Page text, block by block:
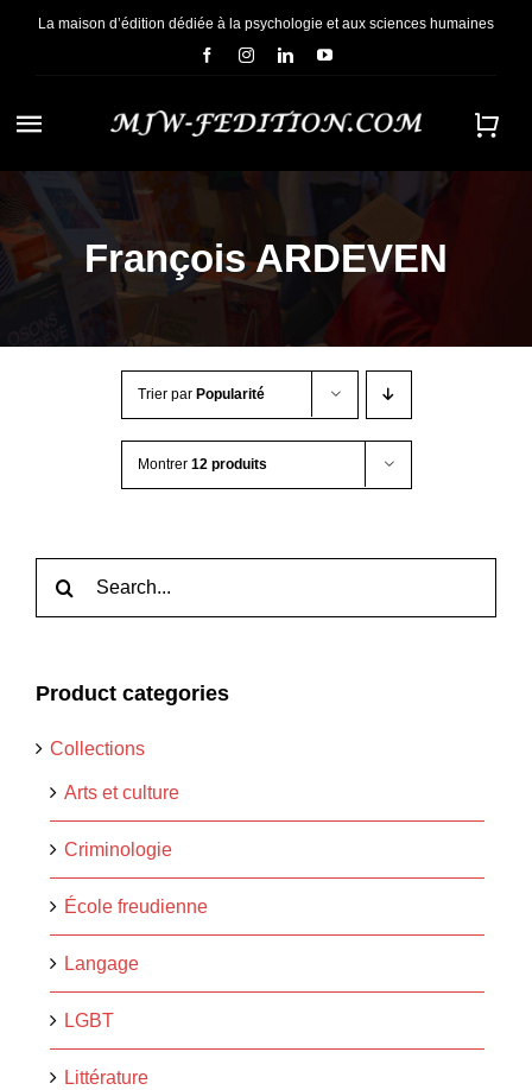
PasserLa maison d’édition dédiée à la psychologie et aux sciences humaines
Navigation
à
bascule
ACCUEIL
NOUS CONNAÎTRE
François ARDEVEN
Trier par Popularité
Montrer 12 produits
Product categories
Collections
Arts et culture
Criminologie
École freudienne
Langage
LGBT
Littérature